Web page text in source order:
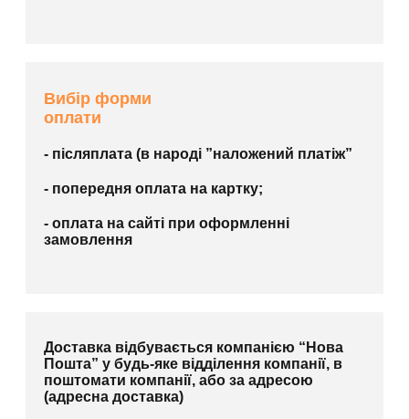
Вибір форми
оплати
- післяплата (в народі ”наложений платіж”
- попередня оплата на картку;
- оплата на сайті при оформленні
замовлення
Доставка відбувається компанією “Нова
Пошта” у будь-яке відділення компанії, в
поштомати компанії, або за адресою
(адресна доставка)